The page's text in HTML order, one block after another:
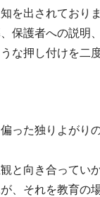
を出されてお
保護者への説明
な押し付けを
った独りよがり
と向き合ってい
、それを教育の